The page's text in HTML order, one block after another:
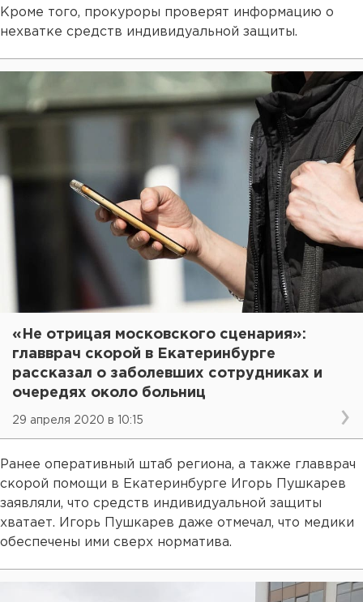
Кроме того, прокуроры проверят информацию о
нехватке средств индивидуальной защиты.
«Не отрицая московского сценария»:
главврач скорой в Екатеринбурге
рассказал о заболевших сотрудниках и
очередях около больниц
29 апреля 2020 в 10:15
Ранее оперативный штаб региона, а также главврач
скорой помощи в Екатеринбурге Игорь Пушкарев
заявляли, что средств индивидуальной защиты
хватает. Игорь Пушкарев даже отмечал, что медики
обеспечены ими сверх норматива.